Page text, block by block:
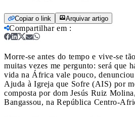
Copiar o link Arquivar artigo
Compartilhar em :
Morre-se antes do tempo e vive-se
muitas vezes me pergunto: será que
vida na África vale pouco,
Ajuda à Igreja que Sofre (AIS) por
composta por dom Jesús Ruiz
Bangassou, na República Centro-